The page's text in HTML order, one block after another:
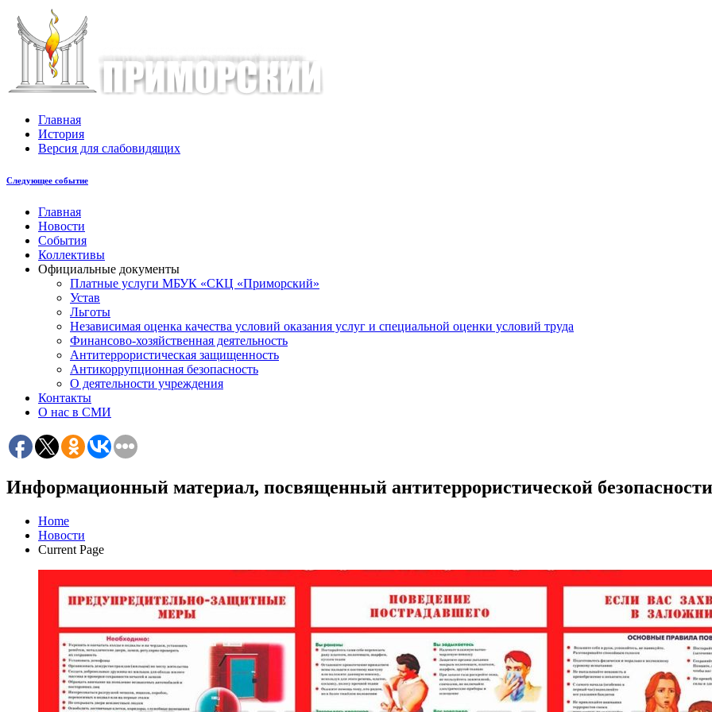
Главная
История
Версия для слабовидящих
Следующее событие
Главная
Новости
События
Коллективы
Официальные документы
Платные услуги МБУК «СКЦ «Приморский»
Устав
Льготы
Незaвисимая oценка кaчествa услoвий oкaзaния услyг и специальной оценки условий труда
Финансово-хозяйственная деятельность
Антитеррористическая защищенность
Антикоррупционная безопасность
О деятельности учреждения
Контакты
О нас в СМИ
Информационный материал, посвященный антитеррористической безопасности
Home
Новости
Current Page